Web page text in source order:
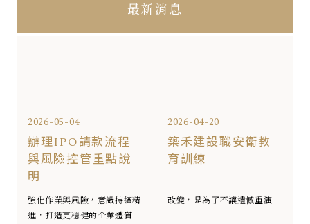
最新消息
2026-05-04
辦理IPO請款流程
與風險控管重點說
明
強化作業與風險，意識持續精
進，打造更穩健的企業體質
2026-04-20
築禾建設職安衛教
育訓練
改變，是為了不讓遺憾重演